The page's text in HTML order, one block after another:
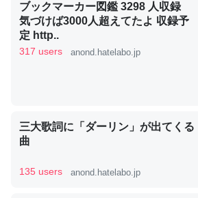
くらい。小説でいう「ずっと前の伏線
ど、短期記憶というには多い分量。進
かりやすく強くなりそう
─GPTの仕組みと限界についての考察（１）
昆虫ってカルシウム少ないのか。知ら
コオロギのカルシウム分はエビの600分
ブックマーカー図鑑 3298 人収録
気づけば3000人超えてたよ 収録予
定 http..
317 users anond.hatelabo.jp
三大歌詞に「ダーリン」が出てくる
曲
135 users anond.hatelabo.jp